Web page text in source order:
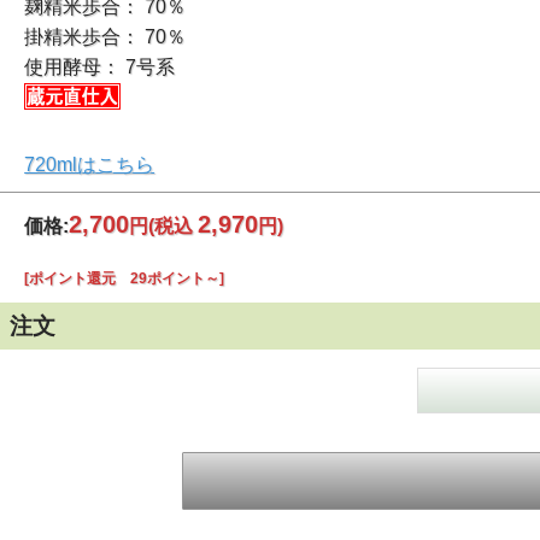
麹精米歩合： 70％
掛精米歩合： 70％
使用酵母： 7号系
720mlはこちら
価格:2,700円(税込2,970円)
[ポイント還元 29ポイント～]
注文